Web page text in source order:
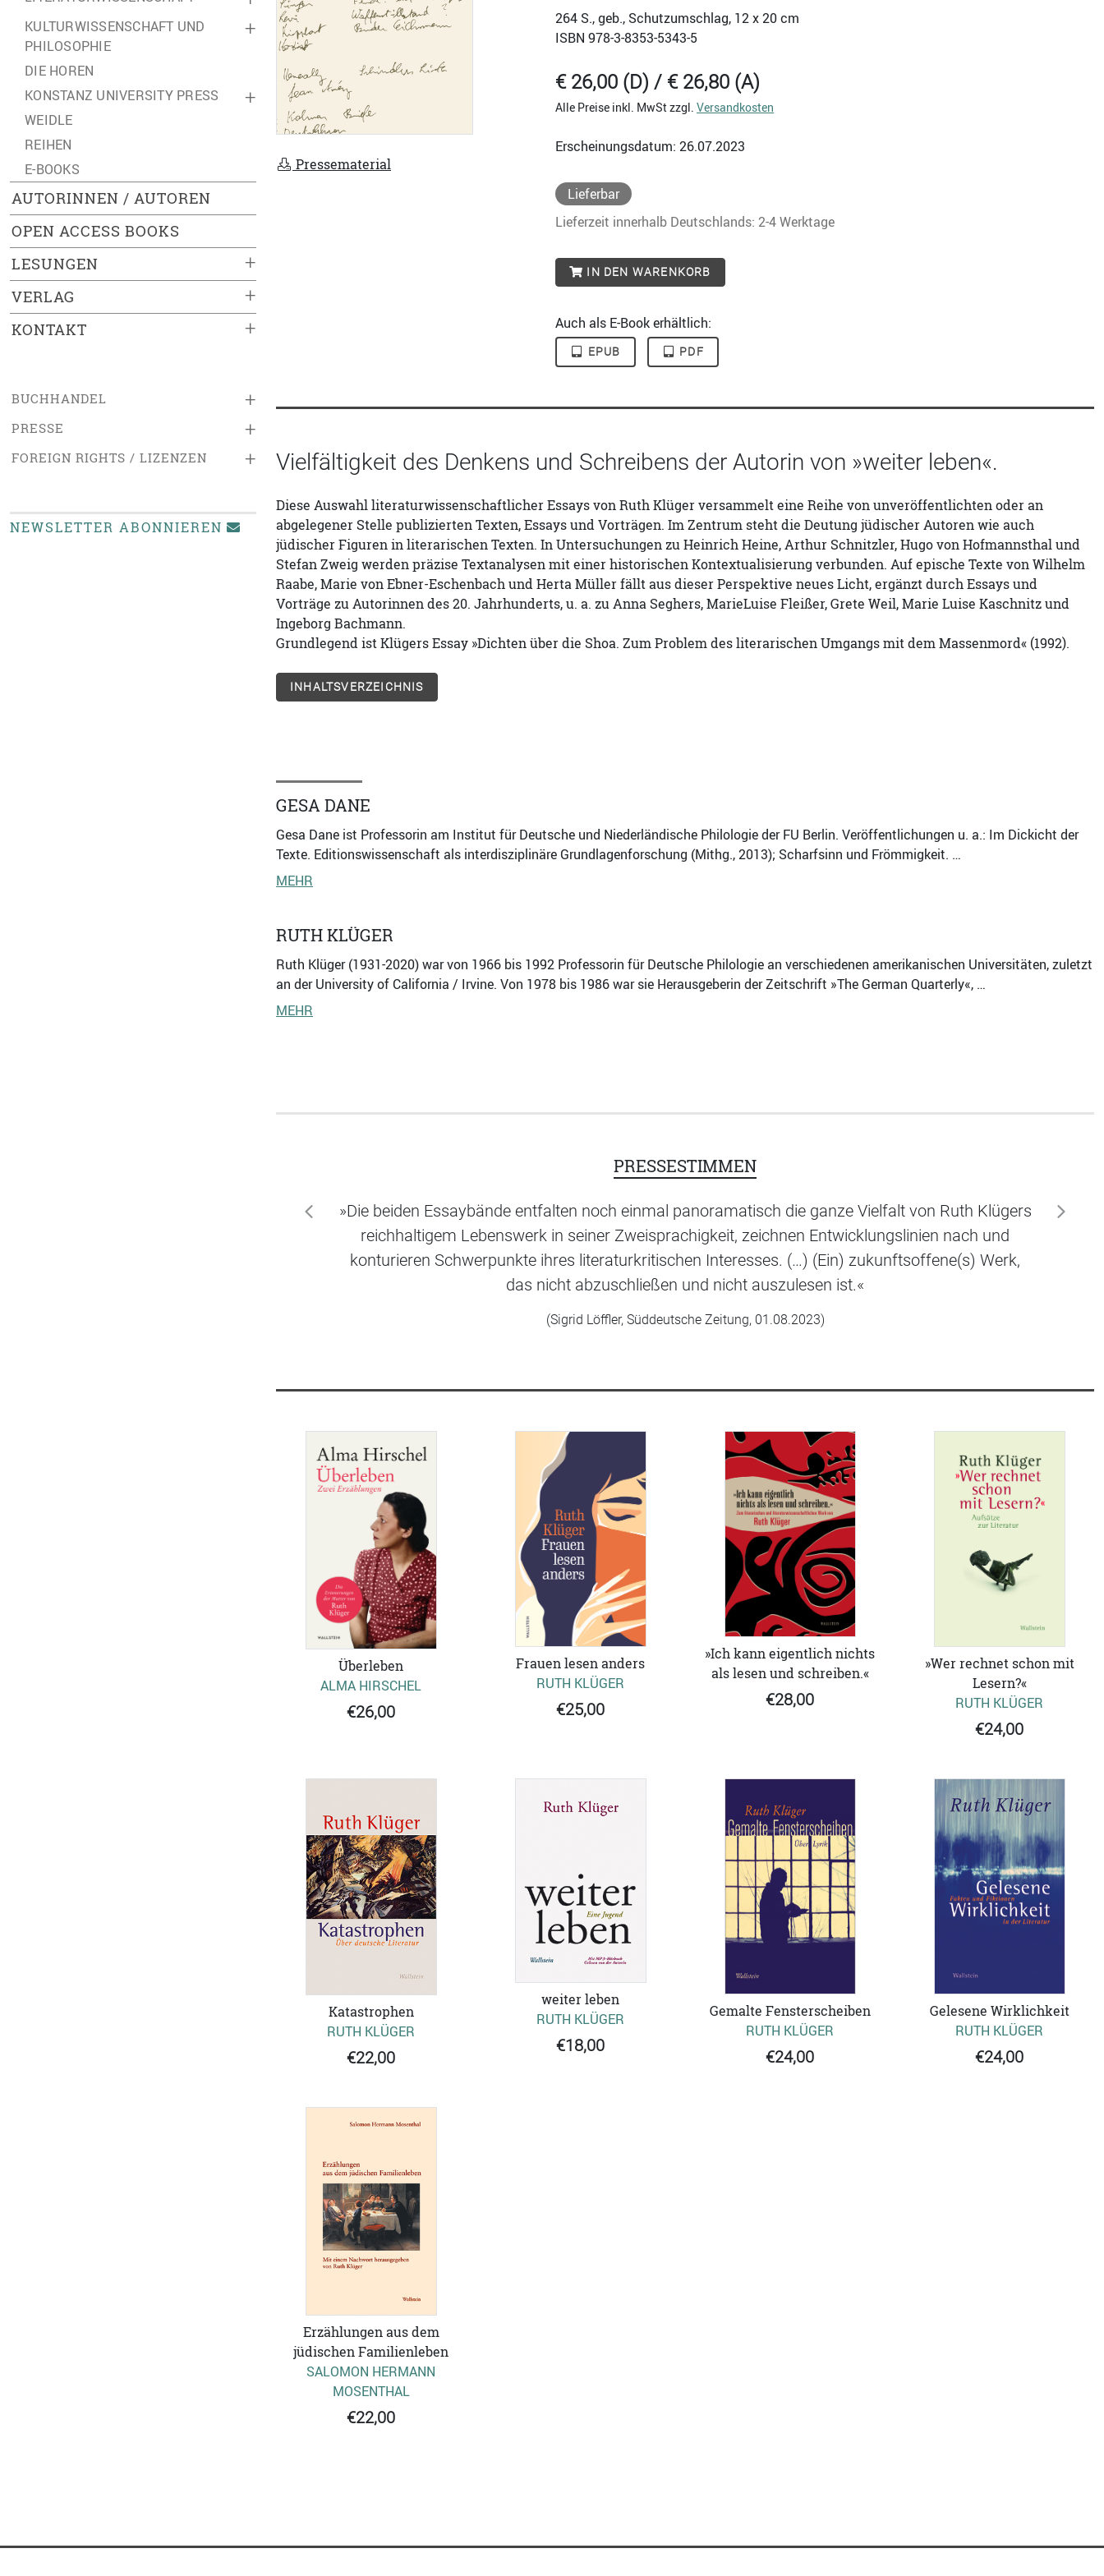
+
KULTURWISSENSCHAFT UND
PHILOSOPHIE
DIE HOREN
+
KONSTANZ UNIVERSITY PRESS
WEIDLE
REIHEN
E-BOOKS
AUTORINNEN / AUTOREN
OPEN ACCESS BOOKS
+
LESUNGEN
+
VERLAG
+
KONTAKT
+
BUCHHANDEL
+
PRESSE
+
FOREIGN RIGHTS / LIZENZEN
NEWSLETTER ABONNIEREN
Pressematerial
264 S., geb., Schutzumschlag, 12 x 20 cm
ISBN 978-3-8353-5343-5
€ 26,00 (D) / € 26,80 (A)
Alle Preise inkl. MwSt zzgl. Versandkosten
Erscheinungsdatum: 26.07.2023
Lieferbar
Lieferzeit innerhalb Deutschlands: 2-4 Werktage
IN DEN WARENKORB
Auch als E-Book erhältlich:
EPUB PDF
Vielfältigkeit des Denkens und Schreibens der Autorin von »weiter leben«.
Diese Auswahl literaturwissenschaftlicher Essays von Ruth Klüger versammelt eine Reihe von unveröffentlichten oder an
abgelegener Stelle publizierten Texten, Essays und Vorträgen. Im Zentrum steht die Deutung jüdischer Autoren wie auch
jüdischer Figuren in literarischen Texten. In Untersuchungen zu Heinrich Heine, Arthur Schnitzler, Hugo von Hofmannsthal und
Stefan Zweig werden präzise Textanalysen mit einer historischen Kontextualisierung verbunden. Auf epische Texte von Wilhelm
Raabe, Marie von Ebner-Eschenbach und Herta Müller fällt aus dieser Perspektive neues Licht, ergänzt durch Essays und
Vorträge zu Autorinnen des 20. Jahrhunderts, u. a. zu Anna Seghers, MarieLuise Fleißer, Grete Weil, Marie Luise Kaschnitz und
Ingeborg Bachmann.
Grundlegend ist Klügers Essay »Dichten über die Shoa. Zum Problem des literarischen Umgangs mit dem Massenmord« (1992).
INHALTSVERZEICHNIS
GESA DANE
Gesa Dane ist Professorin am Institut für Deutsche und Niederländische Philologie der FU Berlin. Veröffentlichungen u. a.: Im Dickicht der
Texte. Editionswissenschaft als interdisziplinäre Grundlagenforschung (Mithg., 2013); Scharfsinn und Frömmigkeit. …
MEHR
RUTH KLÜGER
Ruth Klüger (1931-2020) war von 1966 bis 1992 Professorin für Deutsche Philologie an verschiedenen amerikanischen Universitäten, zuletzt
an der University of California / Irvine. Von 1978 bis 1986 war sie Herausgeberin der Zeitschrift »The German Quarterly«, …
MEHR
PRESSESTIMMEN
»Die beiden Essaybände entfalten noch einmal panoramatisch die ganze Vielfalt von Ruth Klügers
reichhaltigem Lebenswerk in seiner Zweisprachigkeit, zeichnen Entwicklungslinien nach und
konturieren Schwerpunkte ihres literaturkritischen Interesses. (…) (Ein) zukunftsoffene(s) Werk,
das nicht abzuschließen und nicht auszulesen ist.«
(Sigrid Löffler, Süddeutsche Zeitung, 01.08.2023)
zurück weiter
Überleben
ALMA HIRSCHEL
€26,00
Frauen lesen anders
RUTH KLÜGER
€25,00
»Ich kann eigentlich nichts
als lesen und schreiben.«
€28,00
»Wer rechnet schon mit
Lesern?«
RUTH KLÜGER
€24,00
Katastrophen
RUTH KLÜGER
€22,00
weiter leben
RUTH KLÜGER
€18,00
Gemalte Fensterscheiben
RUTH KLÜGER
€24,00
Gelesene Wirklichkeit
RUTH KLÜGER
€24,00
Erzählungen aus dem
jüdischen Familienleben
SALOMON HERMANN
MOSENTHAL
€22,00